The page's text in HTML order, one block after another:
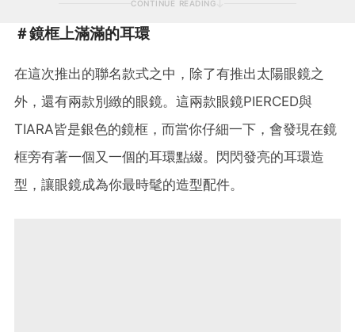
CONTINUE READING
＃鏡框上滿滿的耳環
在這次推出的聯名款式之中，除了有推出太陽眼鏡之
外，還有兩款別緻的眼鏡。這兩款眼鏡PIERCED與
TIARA皆是銀色的鏡框，而當你仔細一下，會發現在鏡
框旁有著一個又一個的耳環點綴。閃閃發亮的耳環造
型，讓眼鏡成為你最時髦的造型配件。